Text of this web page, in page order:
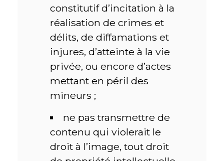
constitutif d’incitation à la
réalisation de crimes et
délits, de diffamations et
injures, d’atteinte à la vie
privée, ou encore d’actes
mettant en péril des
mineurs ;
ne pas transmettre de
contenu qui violerait le
droit à l’image, tout droit